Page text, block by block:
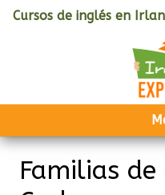
Cursos de inglés en
Familias